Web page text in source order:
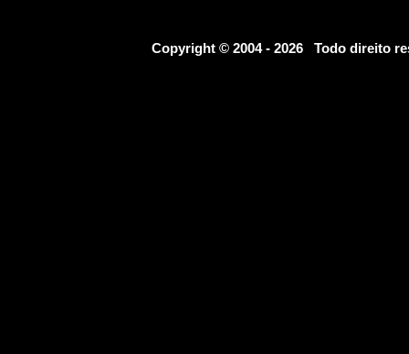
Copyright © 2004 - 2026 Todo direito